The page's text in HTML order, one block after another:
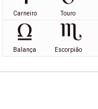
Carneiro Touro
Balança Escorpião